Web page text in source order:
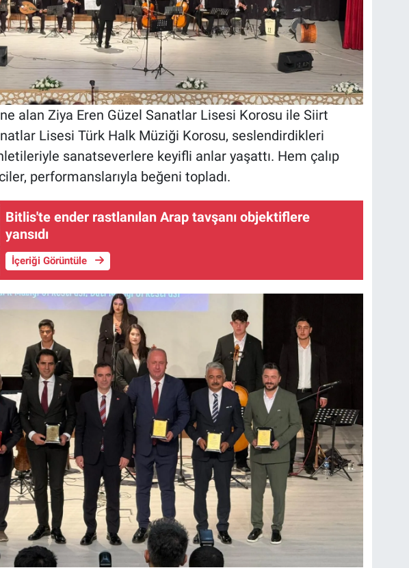
alan Ziya Eren Güzel Sanatlar Lisesi Korosu ile Siirt
Lisesi Türk Halk Müziği Korosu, seslendirdikleri
sanatseverlere keyifli anlar yaşattı. Hem çalıp
performanslarıyla beğeni topladı.
Bitlis'te ender rastlanılan Arap tavşanı objektiflere
yansıdı
İçeriği Görüntüle